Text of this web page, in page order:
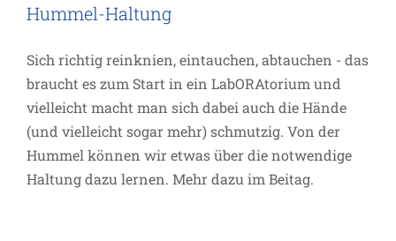
Hummel-Haltung
Sich richtig reinknien, eintauchen, abtauchen - das
braucht es zum Start in ein LabORAtorium und
vielleicht macht man sich dabei auch die Hände
(und vielleicht sogar mehr) schmutzig. Von der
Hummel können wir etwas über die notwendige
Haltung dazu lernen. Mehr dazu im Beitag.